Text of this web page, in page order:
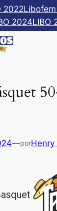
2022
2024LIBO
—porHenry